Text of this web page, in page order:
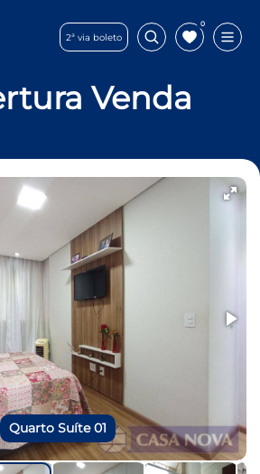
2ª via boleto
0
Venda
Quarto Suíte 01